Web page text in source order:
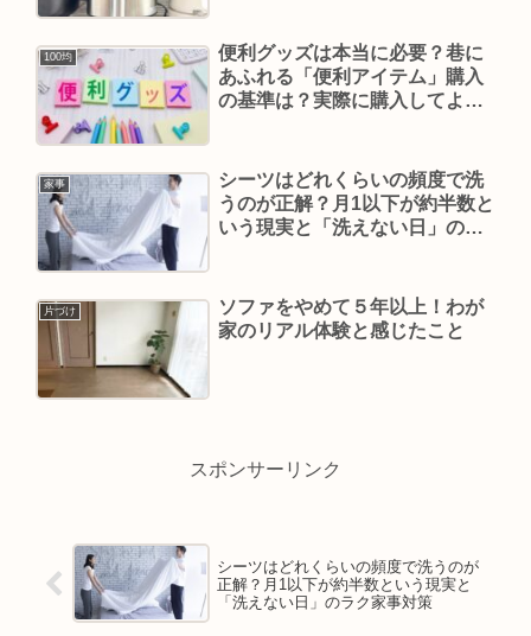
100均
便利グッズは本当に必要？巷に
あふれる「便利アイテム」購入
の基準は？実際に購入してよか
家事
シーツはどれくらいの頻度で洗
うのが正解？月1以下が約半数と
いう現実と「洗えない日」のラ
片づけ
ソファをやめて５年以上！わが
家のリアル体験と感じたこと
スポンサーリンク
シーツはどれくらいの頻度で洗うのが
正解？月1以下が約半数という現実と
「洗えない日」のラク家事対策